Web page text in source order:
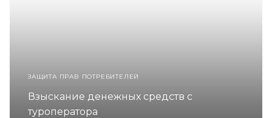
ЗАЩИТА ПРАВ ПОТРЕБИТЕЛЕЙ
Взыскание денежных средств с
туроператора